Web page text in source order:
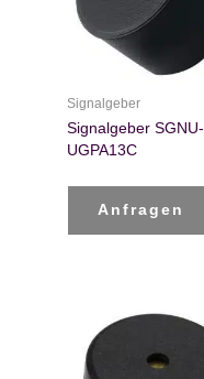
Signalgeber
Signalgeber SGNU-
UGPA13C
Anfragen